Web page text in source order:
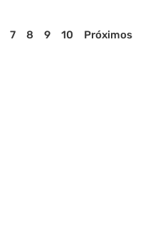
7 8 9 10
Próximos